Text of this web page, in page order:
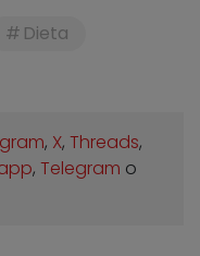
Dieta
, X, Threads,
, Telegram o